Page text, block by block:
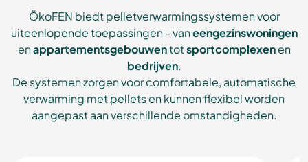
ÖkoFEN biedt pelletverwarmingssystemen voor
uiteenlopende toepassingen - vaneengezinswoningen
enappartementsgebouwentotsportcomplexenen
bedrijven.
De systemen zorgen voor comfortabele, automatische
verwarming met pellets en kunnen flexibel worden
aangepast aan verschillende omstandigheden.